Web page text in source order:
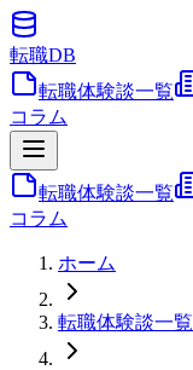
転職DB
転職体験談一覧
コラム
転職体験談一覧
コラム
ホーム
転職体験談一覧